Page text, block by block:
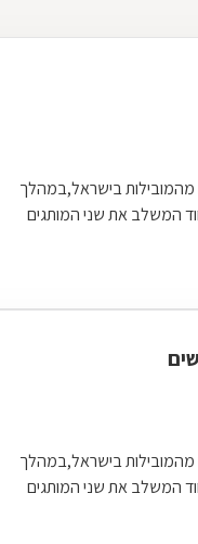
מהמובילות בישראל,במהלך
השנה האחרונה, החל מהלך איחוד המשלב את שני המותגים
מהמובילות בישראל,במהלך
השנה האחרונה, החל מהלך איחוד המשלב את שני המותגים